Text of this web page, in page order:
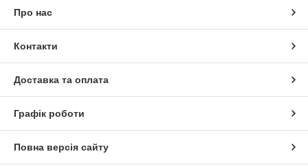
Про нас
Контакти
Доставка та оплата
Графік роботи
Повна версія сайту